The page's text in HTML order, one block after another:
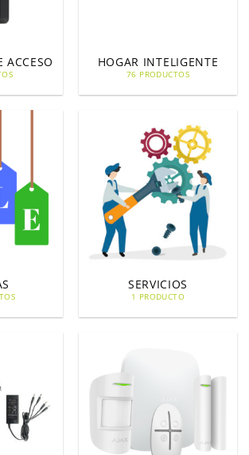
ACCESO HOGAR INTELIGENTE
76 PRODUCTOS
SERVICIOS
1 PRODUCTO